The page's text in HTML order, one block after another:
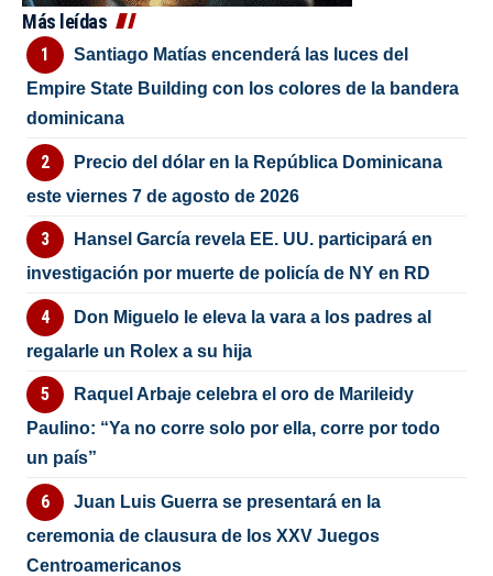
Más leídas
Santiago Matías encenderá las luces del
Empire State Building con los colores de la bandera
dominicana
Precio del dólar en la República Dominicana
este viernes 7 de agosto de 2026
Hansel García revela EE. UU. participará en
investigación por muerte de policía de NY en RD
Don Miguelo le eleva la vara a los padres al
regalarle un Rolex a su hija
Raquel Arbaje celebra el oro de Marileidy
Paulino: “Ya no corre solo por ella, corre por todo
un país”
Juan Luis Guerra se presentará en la
ceremonia de clausura de los XXV Juegos
Centroamericanos